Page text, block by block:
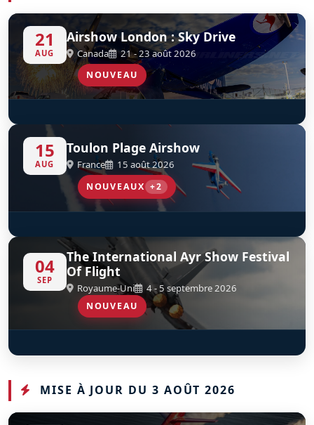
21
AUG
Airshow London : Sky Drive
Canada 21 - 23 août 2026
NOUVEAU
S D
SkyHawks Canada
15
AUG
Toulon Plage Airshow
France 15 août 2026
NOUVEAUX +2
D
SA365 Dauphin French Navy D
Eurocopter AS565SA Panther - 35F
04
SEP
The International Ayr Show Festival
Of Flight
Royaume-Uni 4 - 5 septembre 2026
NOUVEAU
D
OV-10B Bronco
MISE À JOUR DU 3 AOÛT 2026